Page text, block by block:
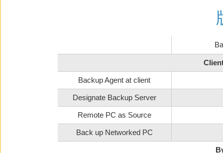
Backup Agent at client
Designate Backup Server
Remote PC as Source
Back up Networked PC